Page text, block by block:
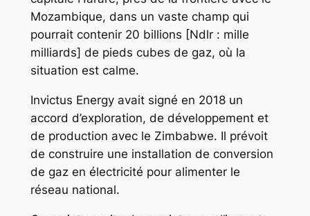
Mozambique, dans un vaste champ qui
pourrait contenir 20 billions [Ndlr : mille
milliards] de pieds cubes de gaz, où la
situation est calme.
Invictus Energy avait signé en 2018 un
accord d’exploration, de développement et
de production avec le Zimbabwe. Il prévoit
de construire une installation de conversion
de gaz en électricité pour alimenter le
réseau national.